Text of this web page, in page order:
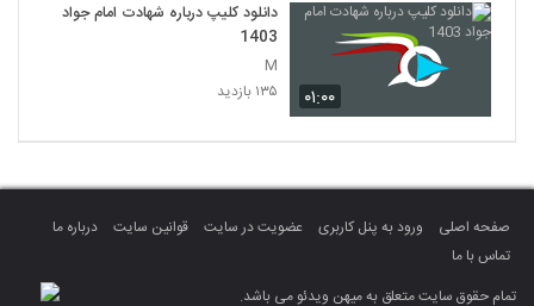
۰۱:۰۰
دانلود کلیپ درباره شهادت امام جواد
1403
M
۱۳۵ بازدید
صفحه اصلی ورود به پنل کاربری عضویت در سایت قوانین سایت
درباره ما
تماس با ما
تمام حقوق سایت متعلق به میهن ویدئو می باشد.